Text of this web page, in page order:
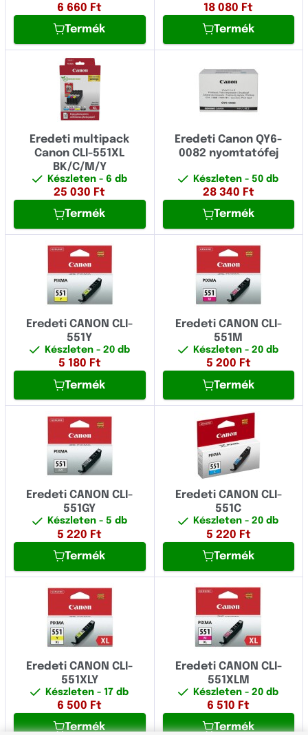
6 660 Ft
Termék
18 080 Ft
Termék
Eredeti multipack
Canon CLI-551XL
BK/C/M/Y
Készleten - 6 db
25 030 Ft
Termék
Eredeti Canon QY6-
0082 nyomtatófej
Készleten- 50 db
28 340 Ft
Termék
Eredeti CANON CLI-
551Y
Készleten - 20 db
5 180 Ft
Termék
Eredeti CANON CLI-
551M
Készleten- 20 db
5 200 Ft
Termék
Eredeti CANON CLI-
551GY
Készleten - 5 db
5 220 Ft
Termék
Eredeti CANON CLI-
551C
Készleten- 20 db
5 220 Ft
Termék
Eredeti CANON CLI-
551XLY
Készleten- 17 db
6 500 Ft
Termék
Eredeti CANON CLI-
551XLM
Készleten- 20 db
6 510 Ft
Termék